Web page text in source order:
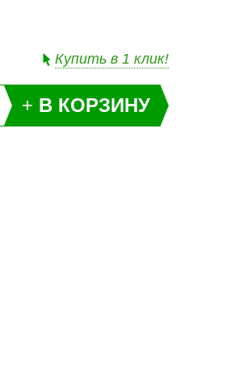
Купить в 1 клик!
+ В КОРЗИНУ